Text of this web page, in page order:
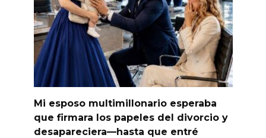
Mi esposo multimillonario esperaba
que firmara los papeles del divorcio y
desapareciera—hasta que entré